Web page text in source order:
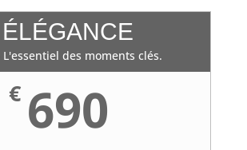
ÉLÉGANCE
L'essentiel des moments clés.
€ 690